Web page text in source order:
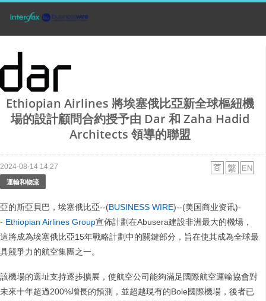
Ethiopian Airlines 將埃塞俄比亞新全球樞紐機
場的設計顧問合約授予由 Dar 和 Zaha Hadid
Architects 領導的聯盟
2024-08-14 14:27
運輸和物流
亞的斯亞貝巴，埃塞俄比亞--(BUSINESS WIRE)--(美国商业资讯)-
- Ethiopian Airlines Group宣佈計劃在Abusera建設非洲最大的機場，
這將成為埃塞俄比亞15年戰略計劃中的關鍵部分，旨在使其成為全球最
具競爭力的航空集團之一。
該機場的選址支持逐步擴展，使航空公司能夠滿足國際航空運輸協會對
未來十年超過200%增長的預測，並超越現有的Bole國際機場，後者已